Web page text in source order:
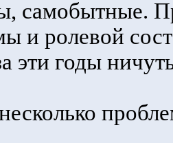
самобытные.
и ролевой
эти годы